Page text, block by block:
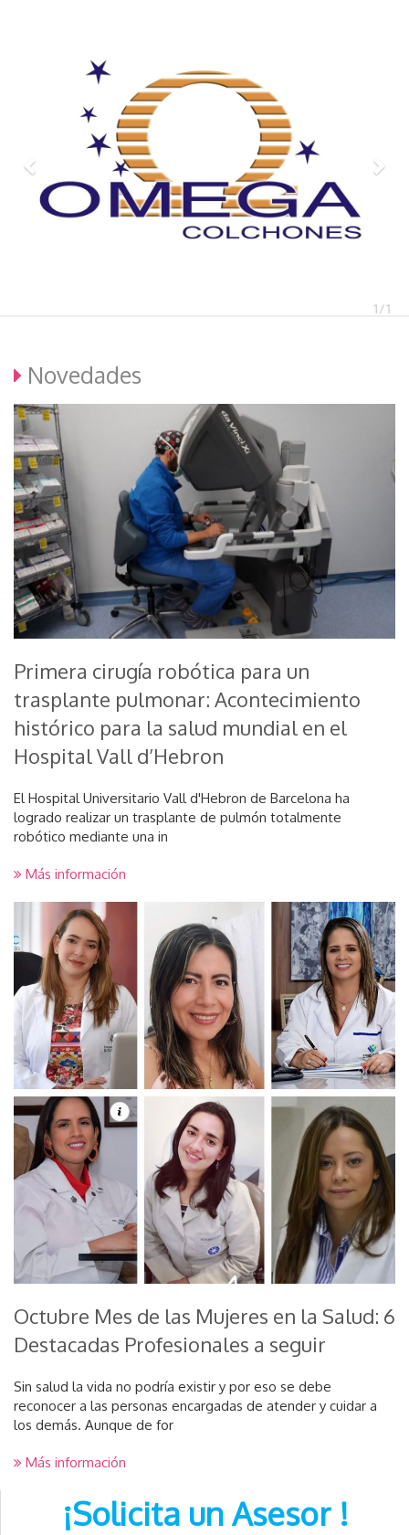
Novedades
Primera cirugía robótica para un
trasplante pulmonar: Acontecimiento
histórico para la salud mundial en el
Hospital Vall d’Hebron
El Hospital Universitario Vall d'Hebron de Barcelona ha
logrado realizar un trasplante de pulmón totalmente
robótico mediante una in
Más información
Octubre Mes de las Mujeres en la Salud: 6
Destacadas Profesionales a seguir
Sin salud la vida no podría existir y por eso se debe
reconocer a las personas encargadas de atender y cuidar a
los demás. Aunque de for
Más información
¡Solicita un Asesor !